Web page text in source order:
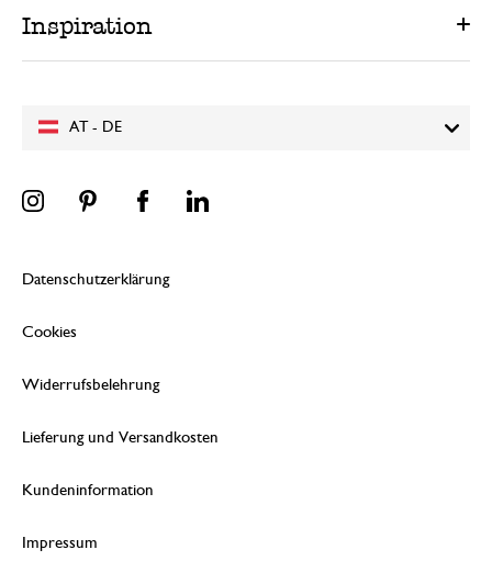
AT - DE
Inspiration
Datenschutzerklärung
Cookies
Widerrufsbelehrung
Lieferung und Versandkosten
Kundeninformation
Impressum